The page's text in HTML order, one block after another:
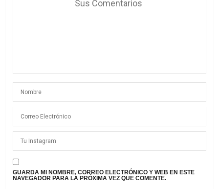
GUARDA MI NOMBRE, CORREO ELECTRÓNICO Y WEB EN ESTE
NAVEGADOR PARA LA PRÓXIMA VEZ QUE COMENTE.